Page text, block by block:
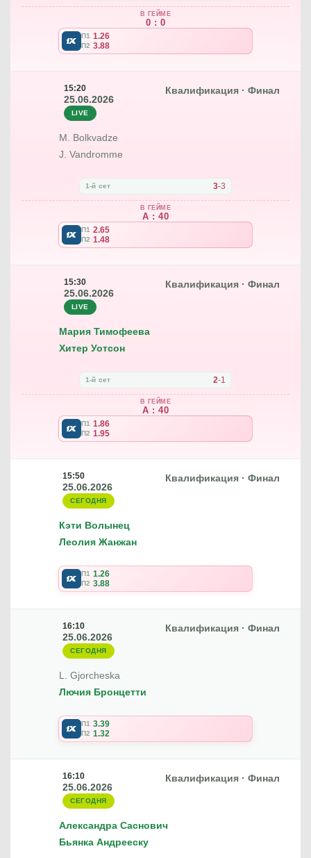
В ГЕЙМЕ
0 : 0
П1 1.26
П2 3.88
15:20
25.06.2026
LIVE
Квалификация · Финал
M. Bolkvadze
J. Vandromme
1-й сет 3-3
В ГЕЙМЕ
A : 40
П1 2.65
П2 1.48
15:30
25.06.2026
LIVE
Квалификация · Финал
Мария Тимофеева
Хитер Уотсон
1-й сет 2-1
В ГЕЙМЕ
A : 40
П1 1.86
П2 1.95
15:50
25.06.2026
СЕГОДНЯ
Квалификация · Финал
Кэти Волынец
Леолия Жанжан
П1 1.26
П2 3.88
16:10
25.06.2026
СЕГОДНЯ
Квалификация · Финал
L. Gjorcheska
Лючия Бронцетти
П1 3.39
П2 1.32
16:10
25.06.2026
СЕГОДНЯ
Квалификация · Финал
Александра Саснович
Бьянка Андрееску